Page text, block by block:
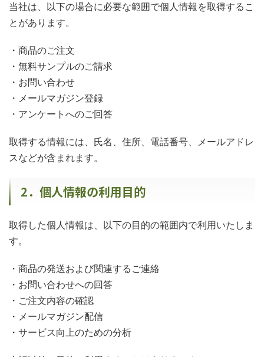
当社は、以下の場合に必要な範囲で個人情報を取得するこ
とがあります。
・商品のご注文
・無料サンプルのご請求
・お問い合わせ
・メールマガジン登録
・アンケートへのご回答
取得する情報には、氏名、住所、電話番号、メールアドレ
スなどが含まれます。
2．個人情報の利用目的
取得した個人情報は、以下の目的の範囲内で利用いたしま
す。
・商品の発送および関連するご連絡
・お問い合わせへの回答
・ご注文内容の確認
・メールマガジン配信
・サービス向上のための分析